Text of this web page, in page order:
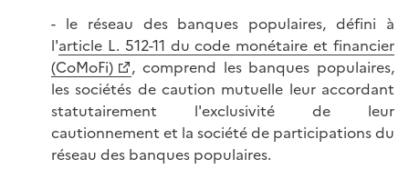
- le réseau des banques populaires, défini à
l'article L. 512-11 du code monétaire et financier
(CoMoFi)
, comprend les banques populaires,
les sociétés de caution mutuelle leur accordant
statutairement l'exclusivité de leur
cautionnement et la société de participations du
réseau des banques populaires.